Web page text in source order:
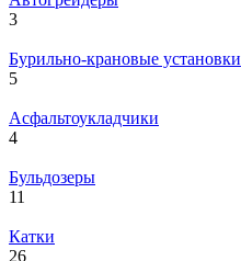
3
Бурильно-крановые установки
5
Асфальтоукладчики
4
Бульдозеры
11
Катки
26